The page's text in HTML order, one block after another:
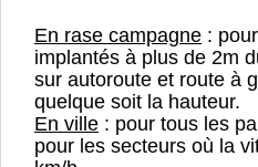
En rase campagne :
implantés à plus de 2m
sur autoroute et route à
quelque soit la hauteur.
En ville : pour tous les
pour les secteurs où la